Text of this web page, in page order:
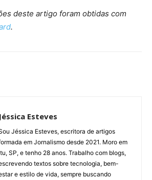
deste artigo foram obtidas com
.
Jéssica Esteves
Jéssica Esteves, escritora de artigos
em Jornalismo desde 2021. Moro em
SP, e tenho 28 anos. Trabalho com blogs,
textos sobre tecnologia, bem-
e estilo de vida, sempre buscando